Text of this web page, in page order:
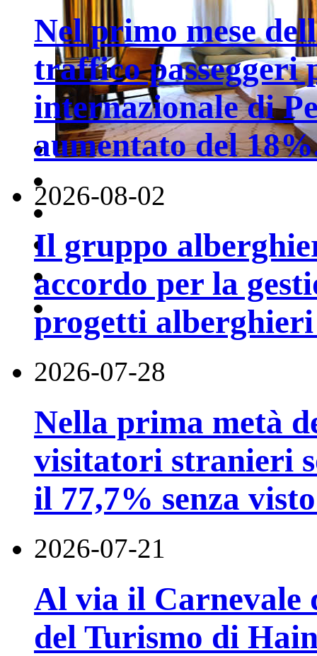
Nel primo mese
traffico passeggeri
internazionale di
aumentato del
2026-08-02
Il gruppo
accordo per la
progetti
2026-07-28
Nella prima metà
visitatori stranieri
il 77,7% senza
2026-07-21
Al via il Carnevale
del Turismo di